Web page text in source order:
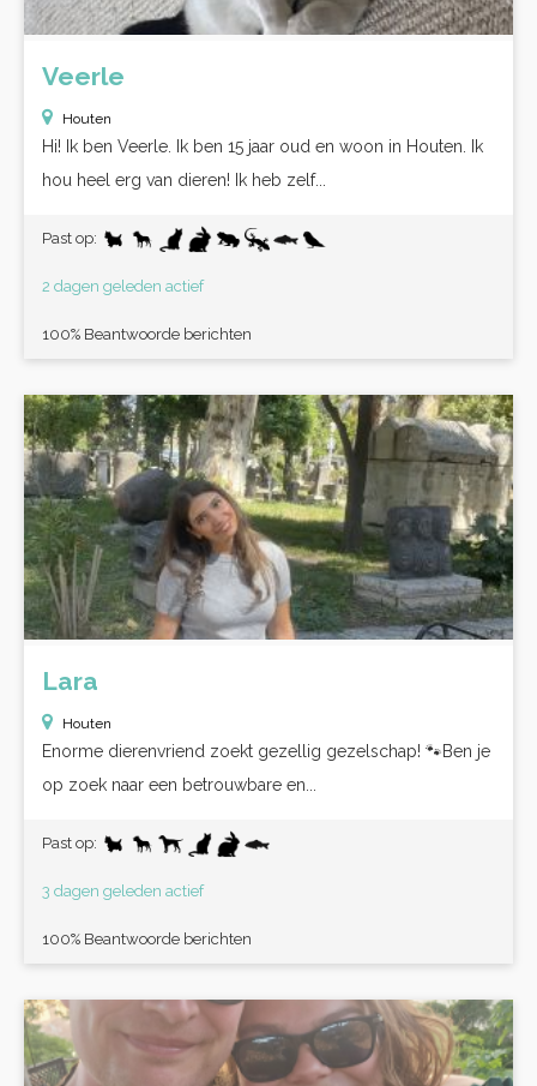
Veerle
Houten
Hi! Ik ben Veerle. Ik ben 15 jaar oud en woon in Houten. Ik
hou heel erg van dieren! Ik heb zelf...
Past op:
2 dagen geleden actief
100% Beantwoorde berichten
Lara
Houten
Enorme dierenvriend zoekt gezellig gezelschap! 🐾Ben je
op zoek naar een betrouwbare en...
Past op:
3 dagen geleden actief
100% Beantwoorde berichten